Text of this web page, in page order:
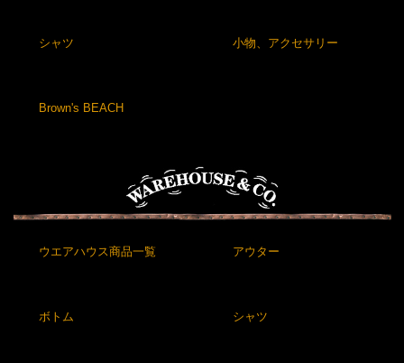
シャツ 小物、アクセサリー
Brown's BEACH
ウエアハウス商品一覧 アウター
ボトム シャツ